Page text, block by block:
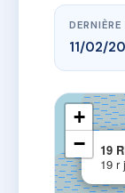
11/02/
19
19 r
+
−